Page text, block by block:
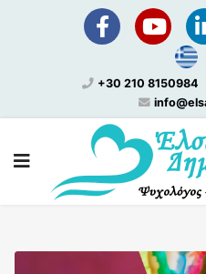
+30 210 8150984